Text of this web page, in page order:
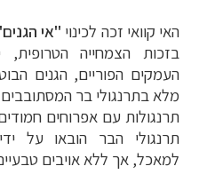
האי קוואי זכה לכינוי "אי
בזכות הצמחייה
העמקים הפוריים, הגנים
מלא בתרנגולי בר
תרנגולות עם אפרוחים
תרנגולי הבר הובאו על
למאכל, אך ללא אויבים